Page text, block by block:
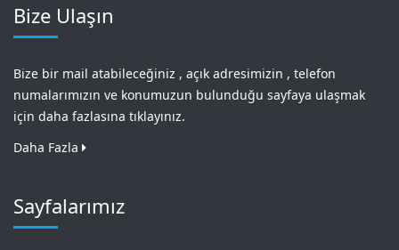
Bize Ulaşın
Bize bir mail atabileceğiniz , açık adresimizin , telefon
numalarımızın ve konumuzun bulunduğu sayfaya ulaşmak
için daha fazlasına tıklayınız.
Daha Fazla
Sayfalarımız